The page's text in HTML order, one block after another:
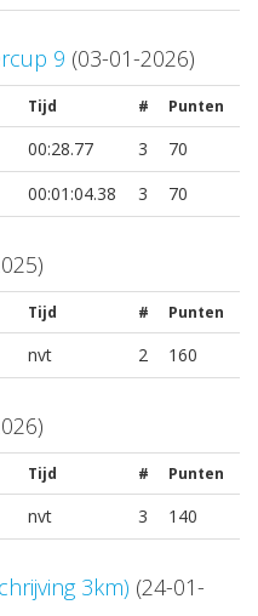
9 (03-01-2026)
Tijd # Punten
00:28.77 3
70
00:01:04.38 3 70
Tijd # Punten
nvt 2 160
Tijd # Punten
nvt 3 140
3km) (24-01-